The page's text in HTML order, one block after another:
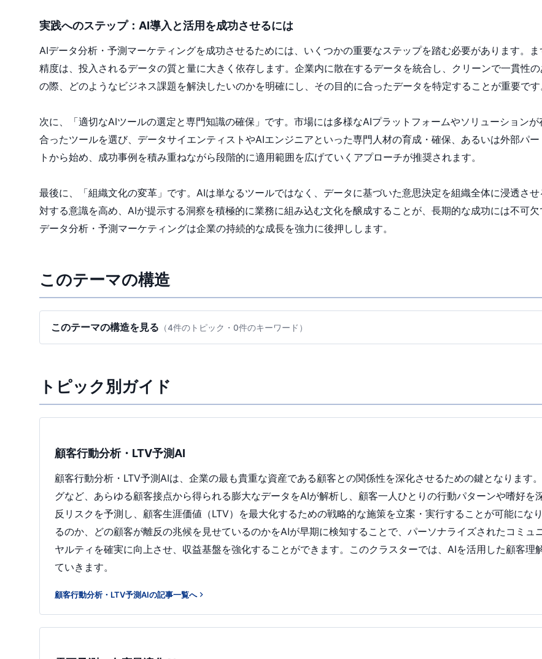
実践へのステップ：AI導入と活用を成功させるには
AIデータ分析・予測マーケティングを成功させるためには、いくつかの重要なステップを踏む必要があります。
精度は、投入されるデータの質と量に大きく依存します。企業内に散在するデータを統合し、クリーンで一貫性
の際、どのようなビジネス課題を解決したいのかを明確にし、その目的に合ったデータを特定することが重要です
次に、「適切なAIツールの選定と専門知識の確保」です。市場には多様なAIプラットフォームやソリューション
合ったツールを選び、データサイエンティストやAIエンジニアといった専門人材の育成・確保、あるいは外部パ
トから始め、成功事例を積み重ねながら段階的に適用範囲を広げていくアプローチが推奨されます。
最後に、「組織文化の変革」です。AIは単なるツールではなく、データに基づいた意思決定を組織全体に浸透さ
対する意識を高め、AIが提示する洞察を積極的に業務に組み込む文化を醸成することが、長期的な成功には不可
データ分析・予測マーケティングは企業の持続的な成長を強力に後押しします。
このテーマの構造
このテーマの構造を見る （4件のトピック・0件のキーワード）
トピック別ガイド
顧客行動分析・LTV予測AI
顧客行動分析・LTV予測AIは、企業の最も貴重な資産である顧客との関係性を深化させるための鍵となります
グなど、あらゆる顧客接点から得られる膨大なデータをAIが解析し、顧客一人ひとりの行動パターンや嗜好
反リスクを予測し、顧客生涯価値（LTV）を最大化するための戦略的な施策を立案・実行することが可能にな
るのか、どの顧客が離反の兆候を見せているのかをAIが早期に検知することで、パーソナライズされたコミュ
ヤルティを確実に向上させ、収益基盤を強化することができます。このクラスターでは、AIを活用した顧客
ていきます。
顧客行動分析・LTV予測AIの記事一覧へ